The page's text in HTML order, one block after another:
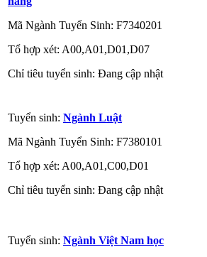
Mã Ngành Tuyển Sinh: F7340201
Tổ hợp xét: A00,A01,D01,D07
Chỉ tiêu tuyển sinh: Đang cập nhật
Tuyển sinh: Ngành Luật
Mã Ngành Tuyển Sinh: F7380101
Tổ hợp xét: A00,A01,C00,D01
Chỉ tiêu tuyển sinh: Đang cập nhật
Tuyển sinh: Ngành Việt Nam học